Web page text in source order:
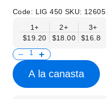
Code: LIG 450 SKU: 12605
1+
$19.20
2+
$18.00
3+
$16.80
A la canasta